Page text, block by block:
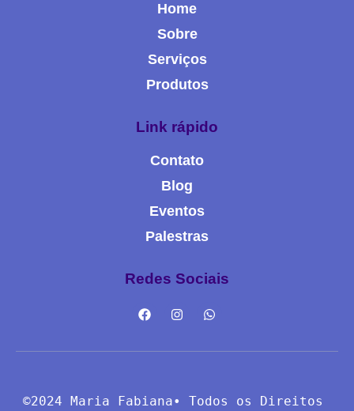
Home
Sobre
Serviços
Produtos
Link rápido
Contato
Blog
Eventos
Palestras
Redes Sociais
©2024 Maria Fabiana• Todos os Direitos